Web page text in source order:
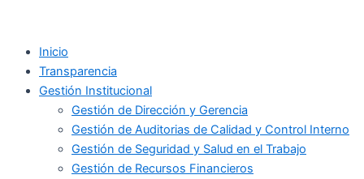
Inicio
Transparencia
Gestión Institucional
Gestión de Dirección y Gerencia
Gestión de Auditorias de Calidad y Control Interno
Gestión de Seguridad y Salud en el Trabajo
Gestión de Recursos Financieros